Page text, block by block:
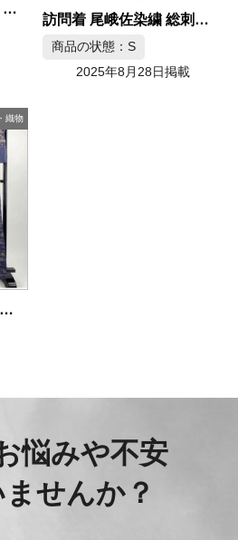
訪問着 総刺繍 胡蝶蘭文 正絹
訪問着 尾峨佐染繍 総刺繍 枝桜文
商品の状態：S
2025年8月28日掲載
織物
屋林蔵 松竹梅相良刺繍 正絹
悩みや不安
せんか？